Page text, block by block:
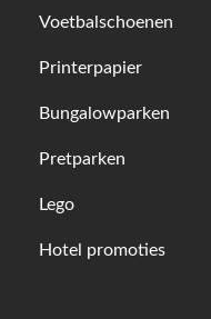
Voetbalschoenen
Printerpapier
Bungalowparken
Pretparken
Lego
Hotel promoties